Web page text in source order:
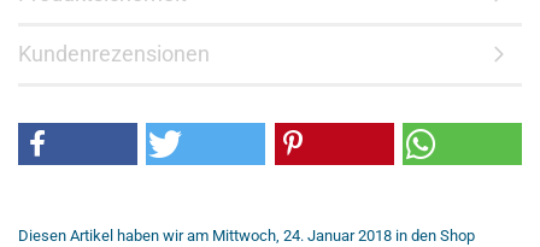
Kundenrezensionen
Diesen Artikel haben wir am Mittwoch, 24. Januar 2018 in den Shop